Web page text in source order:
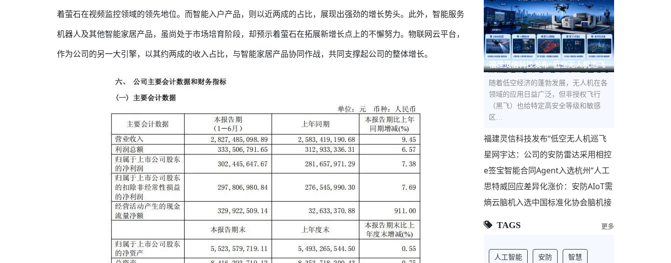
着萤石在视频监控领域的领先地位。而智能入户产品，则以近两成的占比，展现出强劲的增长势头。此外，智能服务
机器人及其他智能家居产品，虽尚处于市场培育阶段，却预示着萤石在拓展新增长点上的不懈努力。物联网云平台，
作为公司的另一大引擎，以其约两成的收入占比，与智能家居产品协同作战，共同支撑起公司的整体增长。
福建灵信科技发布“低空无人机巡飞
防控解决方案”，构建低空立体
随着低空经济的蓬勃发展，无人机在各
领域的应用日益广泛，但非授权飞行
（黑飞）也给特定高安全等级和敏感
区…
福建灵信科技发布“低空无人机巡飞
防控解决方案”，构建低空立体安全
屏障
星网宇达：公司的安防雷达采用相控
阵技术，主要用于安防监控和反无人
机领域
e签宝智能合同Agent入选杭州“人工
智能+”标杆项目，与宇树科技、海康
威视等共筑AI第
思特威回应差异化涨价：安防AIoT需
求回暖 联动国产代工厂优化供应链
熵云脑机入选中国标准化协会脑机接
TAGS 更多
人工智能 安防
智慧